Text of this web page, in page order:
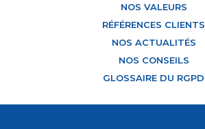
NOS VALEURS
RÉFÉRENCES CLIENTS
NOS ACTUALITÉS
NOS CONSEILS
GLOSSAIRE DU RGPD